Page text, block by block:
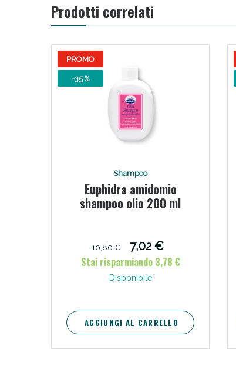
Prodotti correlati
PROMO
-35 %
Shampoo
Euphidra amidomio
shampoo olio 200 ml
10,80 €
7,02 €
Stai risparmiando 3,78 €
Disponibile
AGGIUNGI AL CARRELLO